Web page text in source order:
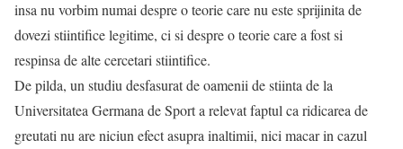
insa nu vorbim numai despre o teorie care nu este sprijinita de
dovezi stiintifice legitime, ci si despre o teorie care a fost si
respinsa de alte cercetari stiintifice.
De pilda, un studiu desfasurat de oamenii de stiinta de la
Universitatea Germana de Sport a relevat faptul ca ridicarea de
greutati nu are niciun efect asupra inaltimii, nici macar in cazul